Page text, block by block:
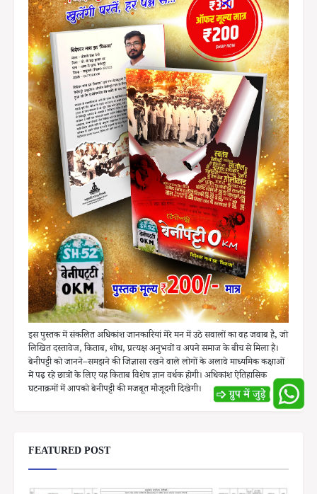
इस पुस्तक में संकलित अधिकांश जानकारियां मेरे मन में उठे सवालों का वह जवाब है, जो
लिखित दस्तावेज, किताब, शोध, प्रत्यक्ष अनुभवों व अपने समाज के बीच से मिला है।
बेनीपट्टी को जानने–समझने की जिज्ञासा रखने वाले लोगों के अलावे माध्यमिक कक्षाओं
में पढ़ रहे छात्रों के लिए यह किताब विशेष ज्ञान वर्धक होगी। अधिकांश ऐतिहासिक
घटनाक्रमों में आपको बेनीपट्टी की मजबूत मौजूदगी दिखेगी।
FEATURED POST